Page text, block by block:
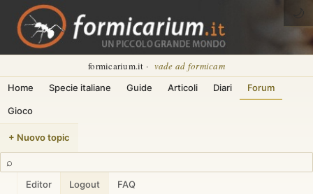
formicarium.it · vade ad formicam
Home Specie italiane Guide Articoli Diari Forum
Gioco
+ Nuovo topic
⌕
Editor Logout FAQ
🌙